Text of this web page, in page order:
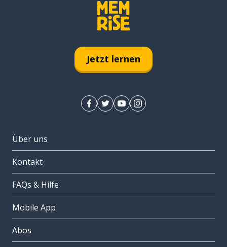
Jetzt lernen
Über uns
Kontakt
FAQs & Hilfe
Mobile App
Abos